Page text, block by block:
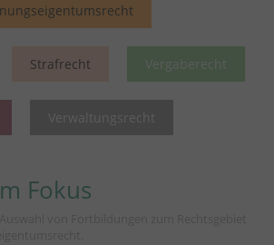
Strafrecht Vergaberecht
Verwaltungsrecht
Fokus